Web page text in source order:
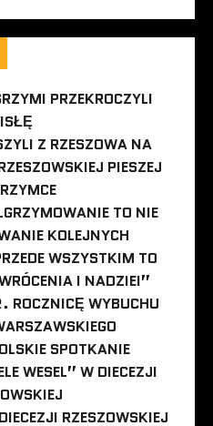
PRZEKROCZYLI
Z RZESZOWA NA
PIESZEJ
TO NIE
KOLEJNYCH
WSZYSTKIM TO
I NADZIEI”
ROCZNICĘ WYBUCHU
SPOTKANIE
WESEL” W DIECEZJI
RZESZOWSKIEJ